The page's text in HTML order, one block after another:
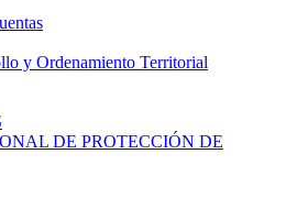
y Ordenamiento Territorial
DE PROTECCIÓN DE